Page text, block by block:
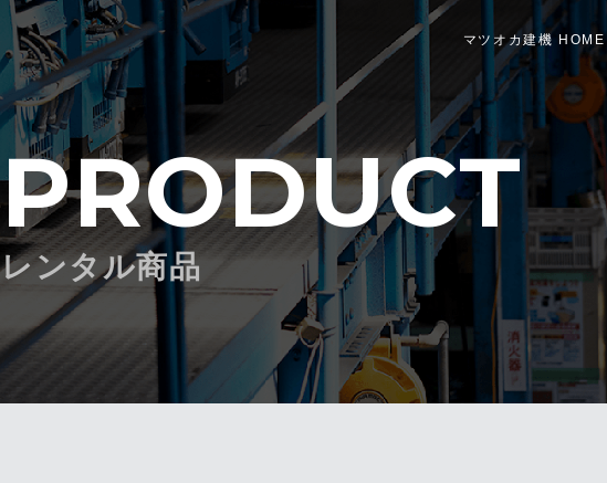
マツオカ建機 HOME
PRODUCT
レンタル商品